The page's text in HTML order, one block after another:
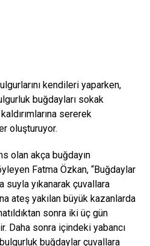
kendileri yaparken,
buğdayları sokak
sererek
oluşturuyor.
olan akça buğdayın
Fatma Özkan, “Buğdaylar
yıkanarak çuvallara
ateş yakılan büyük kazanlarda
sonra iki üç gün
Daha sonra içindeki yabancı
buğdaylar çuvallara